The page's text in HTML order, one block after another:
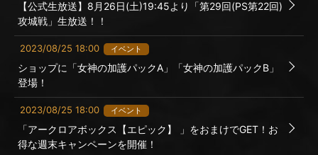
【公式生放送】8月26日(土)19:45より「第29回(PS第22回)
攻城戦」生放送！！
2023/08/25 18:00 イベント
ショップに「女神の加護パックA」「女神の加護パックB」
登場！
2023/08/25 18:00 イベント
「アークロアボックス【エピック】 」をおまけでGET！お
得な週末キャンペーンを開催！